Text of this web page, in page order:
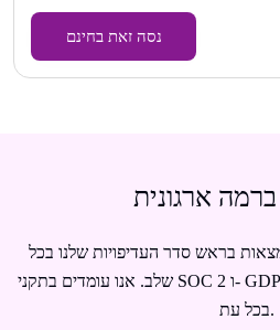
נסה זאת בחינם
ארגונית
בראש סדר העדיפויות שלנו בכל
שלב. אנו עומדים בתקני SOC 2 ו- GDPR ומוודאים שהמידע שלך מוגן
בכל עת.